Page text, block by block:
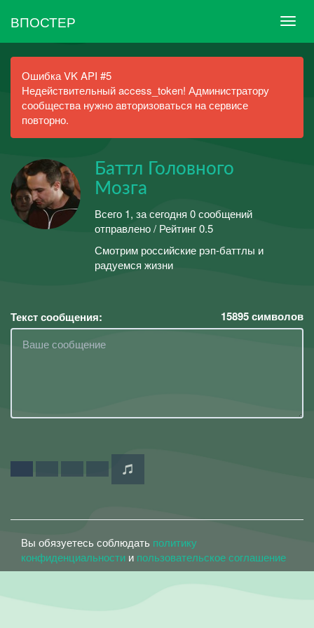
ВПОСТЕР
Ошибка VK API #5
Недействительный access_token! Администратору
сообщества нужно авторизоваться на сервисе
повторно.
Баттл Головного
Мозга
Всего 1, за сегодня 0 сообщений
отправлено / Рейтинг 0.5
Смотрим российские рэп-баттлы и
радуемся жизни
Текст сообщения: 15895символов
Вы обязуетесь соблюдать политику
конфиденциальности и пользовательское соглашение